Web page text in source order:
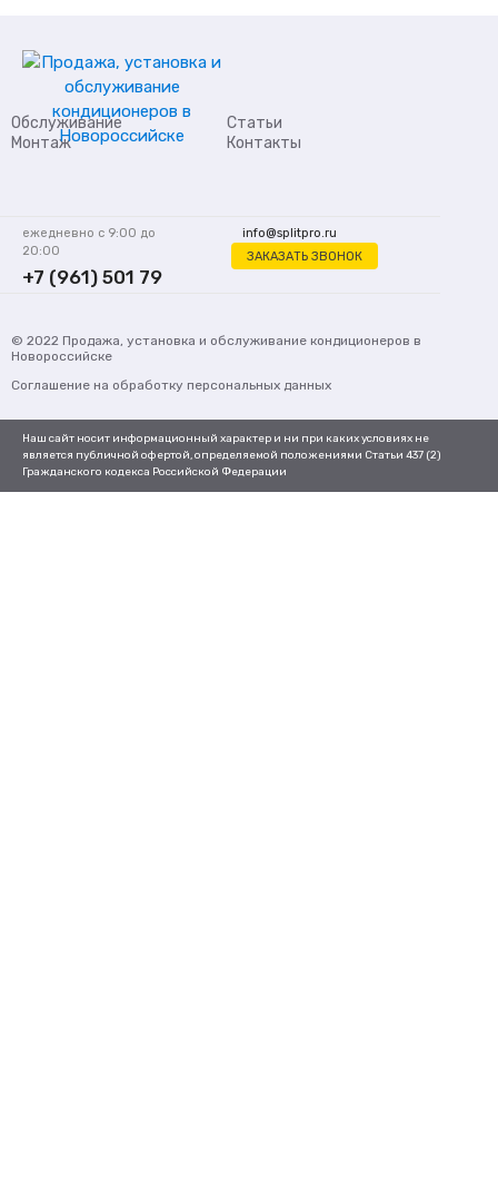
Обслуживание
Монтаж
Статьи
Контакты
info@splitpro.ru
ЗАКАЗАТЬ ЗВОНОК
ежедневно с 9:00 до
20:00
+7 (961) 501 79
© 2022 Продажа, установка и обслуживание кондиционеров в
Новороссийске
Соглашение на обработку персональных данных
Наш сайт носит информационный характер и ни при каких условиях не
является публичной офертой, определяемой положениями Статьи 437 (2)
Гражданского кодекса Российской Федерации